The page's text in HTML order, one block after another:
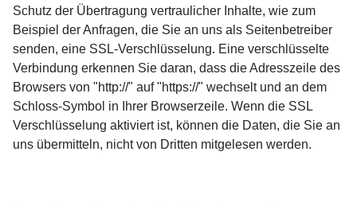
Schutz der Übertragung vertraulicher Inhalte, wie zum
Beispiel der Anfragen, die Sie an uns als Seitenbetreiber
senden, eine SSL-Verschlüsselung. Eine verschlüsselte
Verbindung erkennen Sie daran, dass die Adresszeile des
Browsers von "http://" auf "https://" wechselt und an dem
Schloss-Symbol in Ihrer Browserzeile. Wenn die SSL
Verschlüsselung aktiviert ist, können die Daten, die Sie an
uns übermitteln, nicht von Dritten mitgelesen werden.